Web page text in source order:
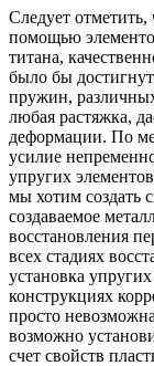
Следует
помощью
титана,
было бы
пружин,
любая растяжка,
деформации. По
усилие
упругих
мы хотим создать
создаваемое
восстановления
всех стадиях
установка
конструкциях
просто
возможно
счет свойств